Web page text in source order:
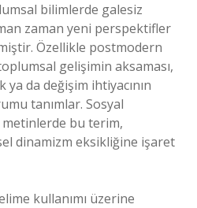
bilimlerde galesiz
zaman yeni perspektifler
Özellikle postmodern
gelişimin aksaması,
da değişim ihtiyacının
tanımlar. Sosyal
metinlerde bu terim,
dinamizm eksikliğine işaret
kullanımı üzerine